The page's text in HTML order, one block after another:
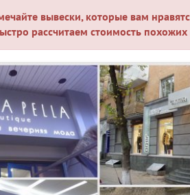
вывески, которые вам
рассчитаем стоимость похожих